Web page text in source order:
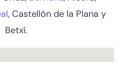
, Castellón de la Plana y
Betxí.